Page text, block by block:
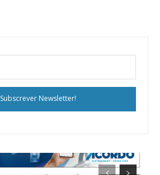
Subscrever Newsletter!